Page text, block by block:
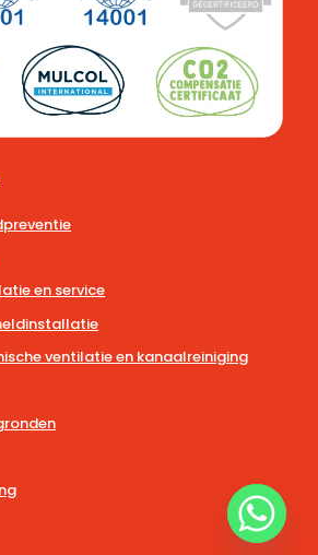
en service
ventilatie en kanaalreiniging